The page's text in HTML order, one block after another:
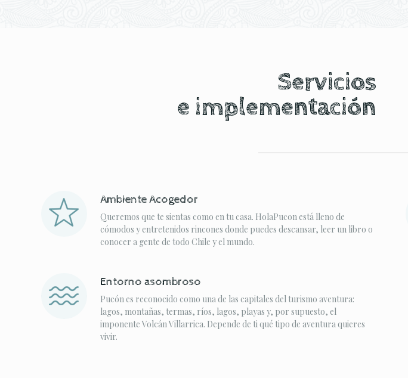
Servicios
e implementación
Ambiente Acogedor
Queremos que te sientas como en tu casa. HolaPucon está lleno de
cómodos y entretenidos rincones donde puedes descansar, leer un libro o
conocer a gente de todo Chile y el mundo.
Entorno asombroso
Pucón es reconocido como una de las capitales del turismo aventura:
lagos, montañas, termas, ríos, lagos, playas y, por supuesto, el
imponente Volcán Villarrica. Depende de ti qué tipo de aventura quieres
vivir.